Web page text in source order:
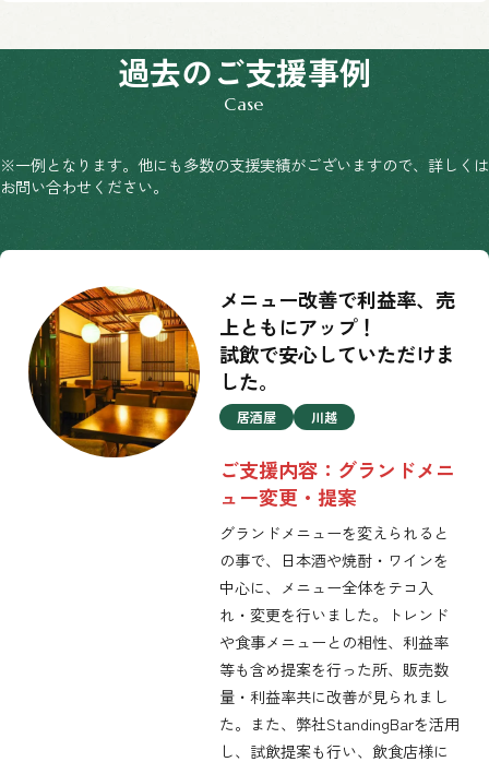
過去のご支援事例
※一例となります。他にも多数の支援実績がございますので、詳しくは
お問い合わせください。
メニュー改善で利益率、売
上ともにアップ！
試飲で安心していただけま
した。
居酒屋 川越
ご支援内容：グランドメニ
ュー変更・提案
グランドメニューを変えられると
の事で、日本酒や焼酎・ワインを
中心に、メニュー全体をテコ入
れ・変更を行いました。トレンド
や食事メニューとの相性、利益率
等も含め提案を行った所、販売数
量・利益率共に改善が見られまし
た。また、弊社StandingBarを活用
し、試飲提案も行い、飲食店様に